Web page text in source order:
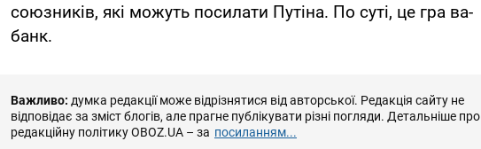
союзників, які можуть посилати Путіна. По суті, це гра ва-
банк.
Важливо: думка редакції може відрізнятися від авторської. Редакція сайту не
відповідає за зміст блогів, але прагне публікувати різні погляди. Детальніше про
редакційну політику OBOZ.UA – за посиланням...